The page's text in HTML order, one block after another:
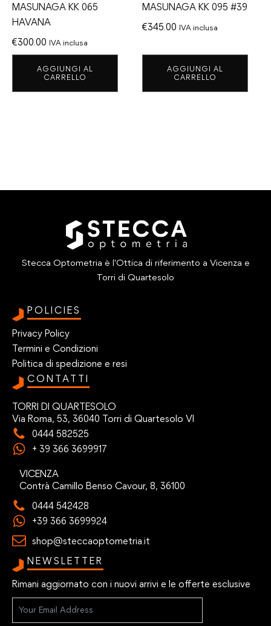
MASUNAGA KK 065
HAVANA
€300.00 IVA inclusa
AGGIUNGI AL
CARRELLO
MASUNAGA KK 095 #39
€345.00 IVA inclusa
AGGIUNGI AL
CARRELLO
Stecca Optometria è l'Ottica di riferimento a Vicenza e
Torri di Quartesolo
POLICIES
Privacy Policy
Termini e Condizioni
Politica di spedizione e resi
CONTATTI
TORRI DI QUARTESOLO
Via Roma, 53, 36040 Torri di Quartesolo VI
0444 582525
+ 39 366 3699917
VICENZA
Contrà Camillo Benso Cavour, 8, 36100
0444 542428
+39 366 3699924
shop@steccaoptometria.it
NEWSLETTER
Rimani aggiornato con i nuovi arrivi e le offerte esclusive